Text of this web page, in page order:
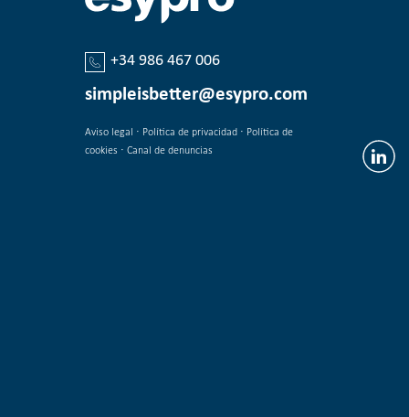
+34 986 467 006
simpleisbetter@esypro.com
Aviso legal · Política de privacidad · Política de
cookies · Canal de denuncias